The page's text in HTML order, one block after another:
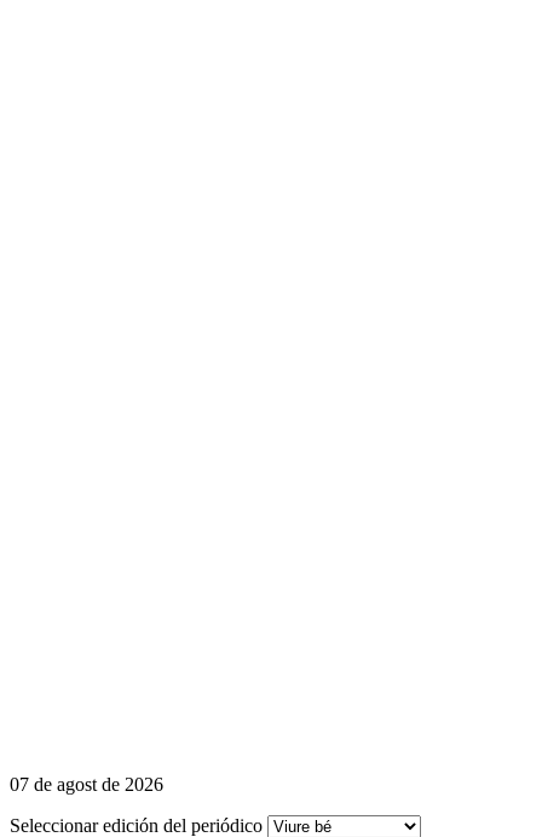
07 de agost de 2026
Seleccionar edición del periódico